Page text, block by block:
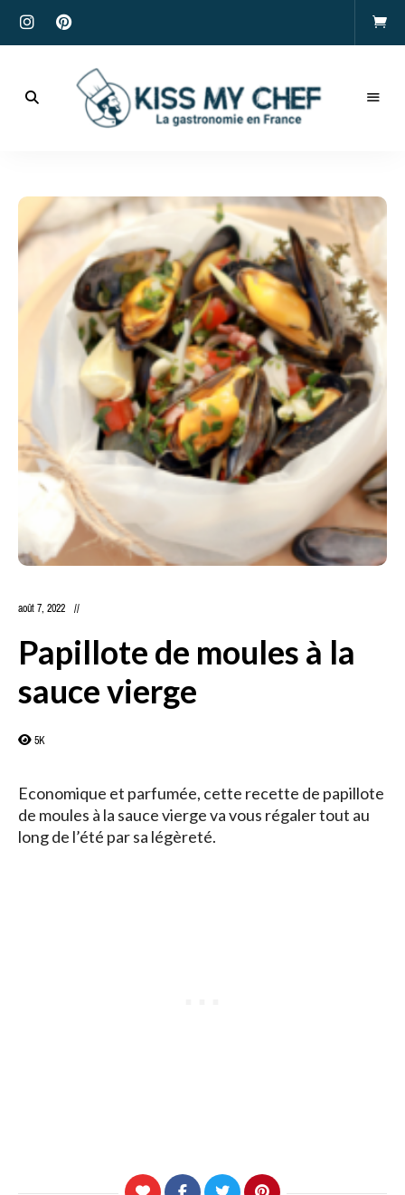
My
Chef
août 7, 2022
Papillote de moules à la
sauce vierge
5K
Economique et parfumée, cette recette de papillote
de moules à la sauce vierge va vous régaler tout au
long de l’été par sa légèreté.